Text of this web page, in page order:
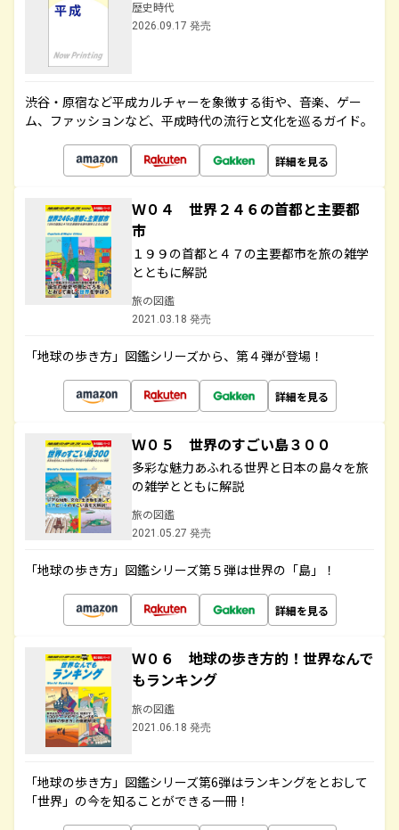
歴史時代
2026.09.17 発売
渋谷・原宿など平成カルチャーを象徴する街や、音楽、ゲー
ム、ファッションなど、平成時代の流行と文化を巡るガイド。
詳細を見る
Ｗ０４ 世界２４６の首都と主要都
市
１９９の首都と４７の主要都市を旅の雑学
とともに解説
旅の図鑑
2021.03.18 発売
「地球の歩き方」図鑑シリーズから、第４弾が登場！
詳細を見る
Ｗ０５ 世界のすごい島３００
多彩な魅力あふれる世界と日本の島々を旅
の雑学とともに解説
旅の図鑑
2021.05.27 発売
「地球の歩き方」図鑑シリーズ第５弾は世界の「島」！
詳細を見る
Ｗ０６ 地球の歩き方的！世界なんで
もランキング
旅の図鑑
2021.06.18 発売
「地球の歩き方」図鑑シリーズ第6弾はランキングをとおして
「世界」の今を知ることができる一冊！